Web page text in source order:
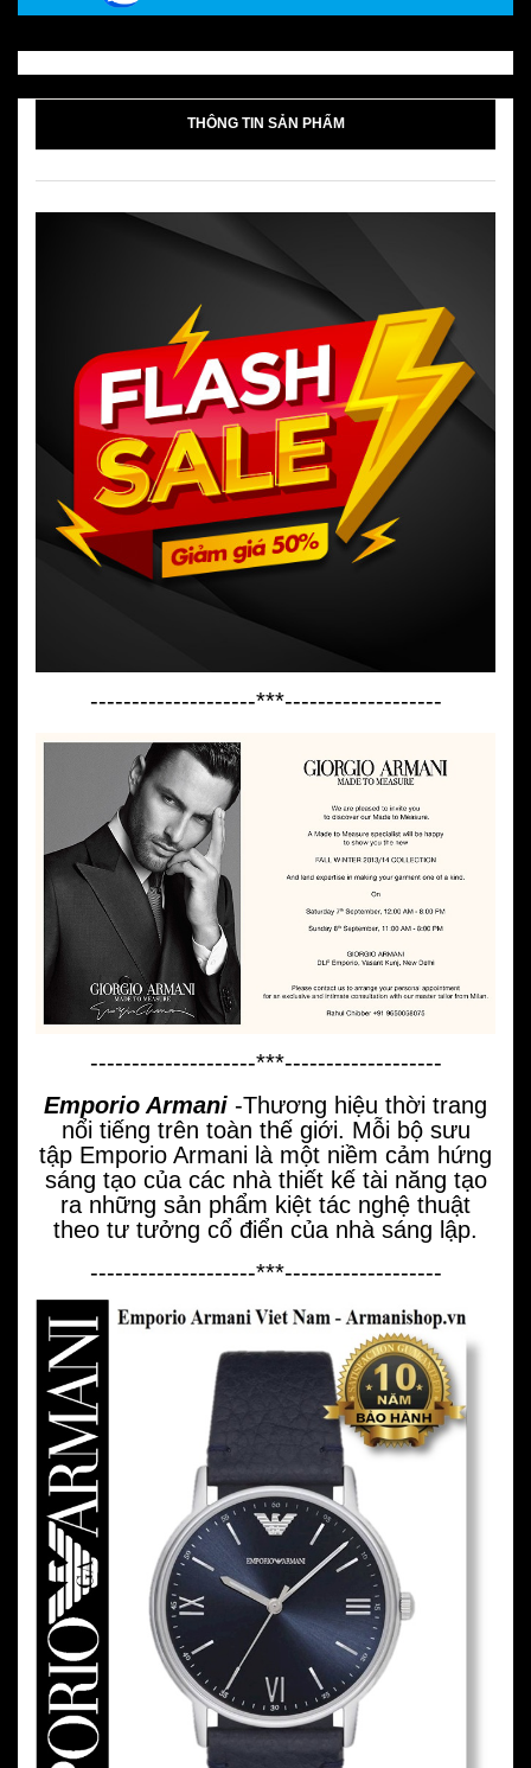
THÔNG TIN SẢN PHẨM
--------------------***-------------------
--------------------***-------------------
Emporio Armani -Thương hiệu thời trang
nổi tiếng trên toàn thế giới. Mỗi bộ sưu
tập Emporio Armani là một niềm cảm hứng
sáng tạo của các nhà thiết kế tài năng tạo
ra những sản phẩm kiệt tác nghệ thuật
theo tư tưởng cổ điển của nhà sáng lập.
--------------------***-------------------